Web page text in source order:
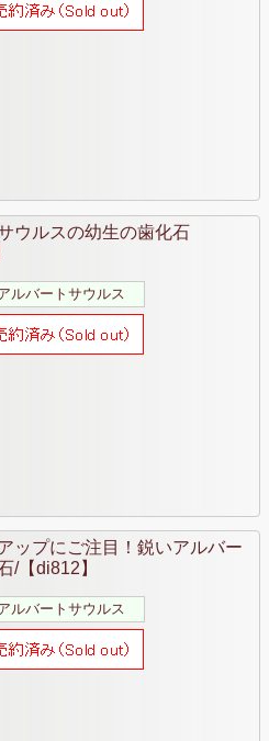
ウルスの幼生の歯化石
ルバートサウルス
ップにご注目！鋭いアルバー
/【di812】
ルバートサウルス